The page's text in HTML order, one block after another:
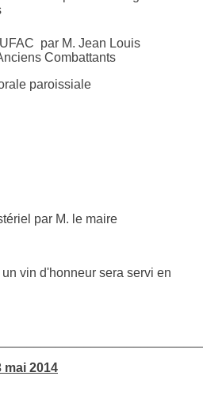
par M. Jean Louis
Combattants
paroissiale
par M. le maire
vin d'honneur sera servi en
mai 2014